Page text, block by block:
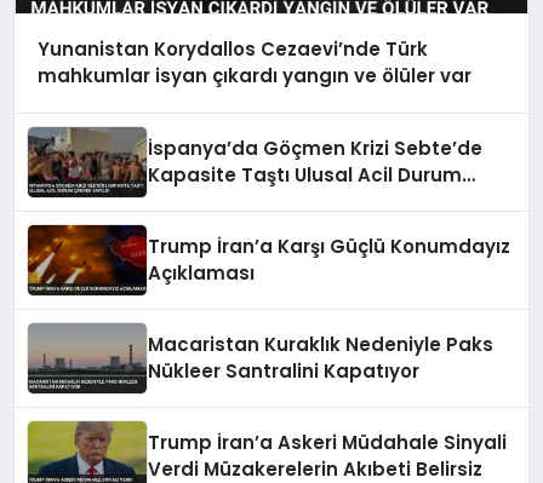
Yunanistan Korydallos Cezaevi’nde Türk
mahkumlar isyan çıkardı yangın ve ölüler var
İspanya’da Göçmen Krizi Sebte’de
Kapasite Taştı Ulusal Acil Durum
Trump İran’a Karşı Güçlü Konumdayız
Açıklaması
Macaristan Kuraklık Nedeniyle Paks
Nükleer Santralini Kapatıyor
Trump İran’a Askeri Müdahale Sinyali
Verdi Müzakerelerin Akıbeti Belirsiz